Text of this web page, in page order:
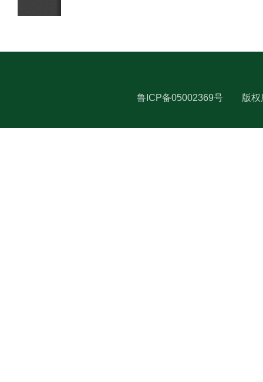
鲁ICP备05002369号 版